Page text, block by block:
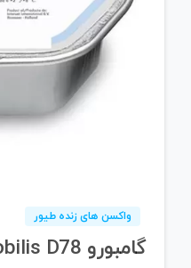
واکسن های زنده طیور
گامبورو Nobilis D78